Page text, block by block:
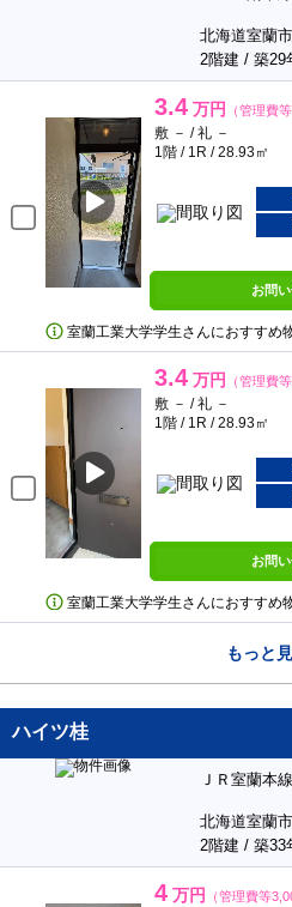
北海道室蘭
2階建 / 築29
3.4 万円 （管理費
敷 － / 礼 －
1階 / 1R / 28.93㎡
お問
室蘭工業大学学生さんにおすすめ
3.4 万円 （管理費
敷 － / 礼 －
1階 / 1R / 28.93㎡
お問
室蘭工業大学学生さんにおすすめ
もっと
ハイツ桂
ＪＲ室蘭本
北海道室蘭
2階建 / 築33
4 万円 （管理費等